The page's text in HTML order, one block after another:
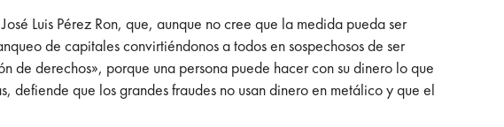
Luis Pérez Ron, que, aunque no cree que la medida pueda ser
de capitales convirtiéndonos a todos en sospechosos de ser
de derechos», porque una persona puede hacer con su dinero lo que
defiende que los grandes fraudes no usan dinero en metálico y que el